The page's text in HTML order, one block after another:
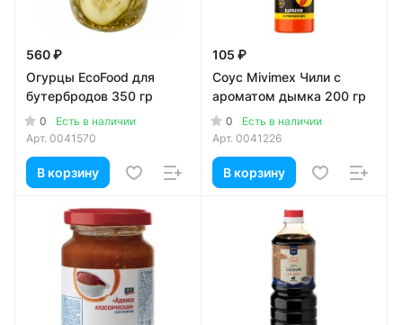
560 ₽
Огурцы EcoFood для
бутербродов 350 гр
0
Есть в наличии
Арт. 0041570
В корзину
105 ₽
Соус Mivimex Чили с
ароматом дымка 200 гр
0
Есть в наличии
Арт. 0041226
В корзину